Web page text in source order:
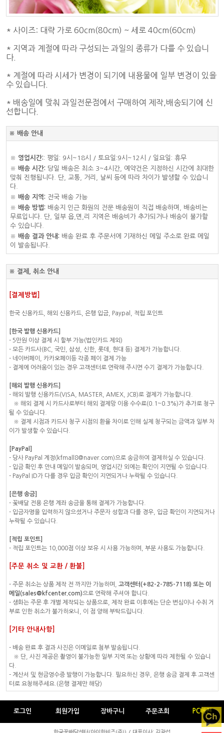
* 사이즈: 대략 가로 60cm(80cm) ~ 세로 40cm(60cm)
* 지역과 계절에 따라 구성되는 과일의 종류가 다를 수 있습니
다.
* 계절에 따라 시세가 변경이 되기에 내용물에 일부 변경이 있을
수 있습니다.
* 배송일에 맞춰 과일전문점에서 구매하여 제작,배송되기에 신
선합니다.
※ 배송 안내
※ 영업시간:: 평일: 9시~18시 / 토요일:9시~12시 / 일요일: 휴무
※ 배송 시간: 당일 배송은 최소 3~4시간, 예약건은 지정하신 시간에 최대한
맞춰 진행됩니다. 단, 교통, 거리, 날씨 등에 따라 차이가 발생할 수 있습니
다.
※ 배송 지역: 전국 배송 가능
※ 배송 방법: 배송지 인근 화원의 전문 배송원이 직접 배송하며, 배송비는
무료입니다. 단, 일부 읍,면,리 지역은 배송비가 추가되거나 배송이 불가할
수 있습니다.
※ 배송 결과 안내: 배송 완료 후 주문서에 기재하신 메일 주소로 완료 메일
이 발송됩니다.
※ 결제, 취소 안내
[결제방법]
한국 신용카드, 해외 신용카드, 은행 입금, Paypal, 적립 포인트
[한국 발행 신용카드]
- 5만원 이상 결제 시 할부 가능(법인카드 제외)
- 모든 카드사(BC, 국민, 삼성, 신한, 롯데, 현대 등) 결제가 가능합니다.
- 네이버페이, 카카오페이등 각종 페이 결제 가능
- 결제에 어려움이 있는 경우 고객센터로 연락해 주시면 수기 결제가 가능합니다.
[해외 발행 신용카드]
- 해외 발행 신용카드(VISA, MASTER, AMEX, JCB)로 결제가 가능합니다.
※ 해외 결제 시 카드사로부터 해외 결제망 이용 수수료(0.1~0.3%)가 추가로 청구
될 수 있습니다.
※ 결제 시점과 카드사 청구 시점의 환율 차이로 인해 실제 청구되는 금액과 일부 차
이가 발생할 수 있습니다.
[PayPal]
- 당사 PayPal 계정(kfmall8@naver.com)으로 송금하여 결제하실 수 있습니다.
- 입금 확인 후 안내 메일이 발송되며, 영업시간 외에는 확인이 지연될 수 있습니다.
- PayPal ID가 다를 경우 입금 확인이 지연되거나 누락될 수 있습니다.
[은행 송금]
- 꽃배달 전용 은행 계좌 송금을 통해 결제가 가능합니다.
- 입금자명을 입력하지 않으셨거나 주문자 성함과 다를 경우, 입금 확인이 지연되거나
누락될 수 있습니다.
[적립 포인트]
- 적립 포인트는 10,000점 이상 보유 시 사용 가능하며, 부분 사용도 가능합니다.
[주문 취소 및 교환 / 환불]
- 주문 취소는 상품 제작 전 까지만 가능하며, 고객센터(+82-2-785-7118) 또는 이
메일(sales@kfcenter.com)으로 연락해 주셔야 합니다.
- 생화는 주문 후 개별 제작되는 상품으로, 제작 완료 이후에는 단순 변심이나 수취 거
부로 인한 취소가 불가하오니, 이 점 양해 부탁드립니다.
[기타 안내사항]
- 배송 완료 후 결과 사진은 이메일로 첨부 발송됩니다.
※ 단, 사진 제공은 촬영이 불가능한 일부 지역 또는 상황에 따라 제한될 수 있습니
다.
- 계산서 및 현금영수증 발행이 가능합니다. 필요하신 경우, 은행 송금 결제 후 고객센
터로 요청해주세요.(은행 결제만 해당)
로그인 회원가입 장바구니 주문조회 PC버전